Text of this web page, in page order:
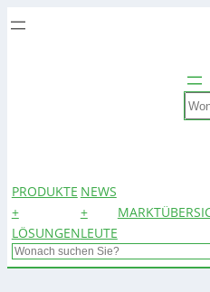
Search
PRODUKTE
+
LÖSUNGEN
NEWS
+
LEUTE
Search